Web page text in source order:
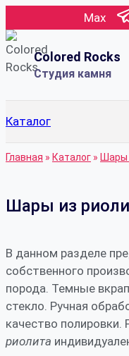
к
содержимому
Max
Colored Rocks
Студия камня
Каталог
Главная » Каталог » Шары
Шары из
В данном разделе
собственного
порода. Темные
стекло. Ручная
качество полировки.
риолита